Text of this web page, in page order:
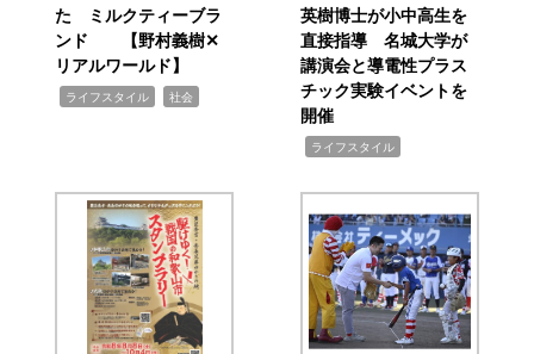
た ミルクティーブラ
ンド 【野村義樹✕
リアルワールド】
ライフスタイル 社会
英樹博士が小中高生を
直接指導 名城大学が
講演会と導電性プラス
チック実験イベントを
開催
ライフスタイル